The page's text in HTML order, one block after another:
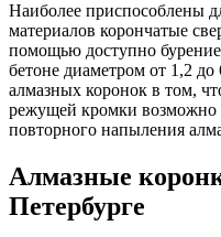
Наиболее приспособлены
материалов корончатые
помощью доступно
бетоне диаметром от 1,2
алмазных коронок в том,
режущей кромки возможно
повторного напыления
Алмазные
Петербурге